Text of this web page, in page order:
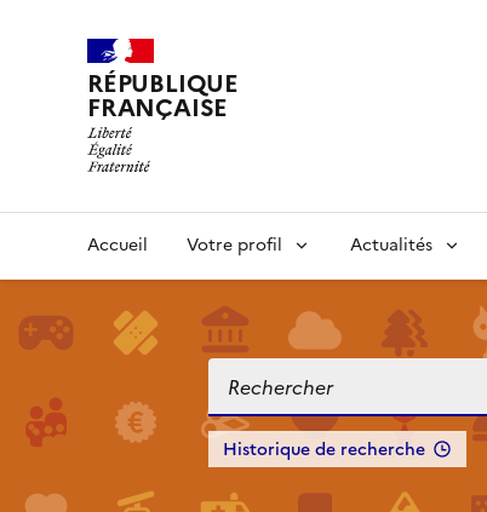
RÉPUBLIQUE
FRANÇAISE
Accueil Votre profil Actualités
Historique de recherche